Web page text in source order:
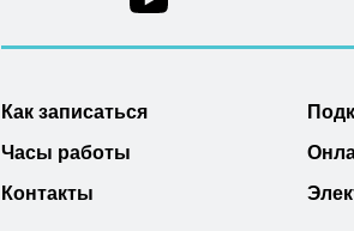
Как записаться
Часы работы
Контакты